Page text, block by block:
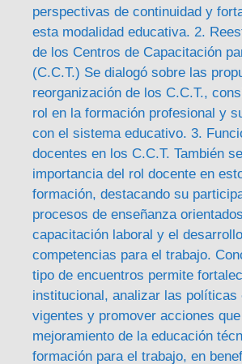
perspectivas de continuidad y
esta modalidad educativa. 2.
de los Centros de Capacitación
(C.C.T.) Se dialogó sobre las
reorganización de los C.C.T.,
rol en la formación profesional y
con el sistema educativo. 3.
docentes en los C.C.T. También
importancia del rol docente en
formación, destacando su
procesos de enseñanza
capacitación laboral y el
competencias para el trabajo.
tipo de encuentros permite
institucional, analizar las políticas
vigentes y promover acciones
mejoramiento de la educación
formación para el trabajo, en